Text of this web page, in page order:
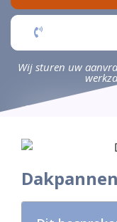
Wij sturen uw